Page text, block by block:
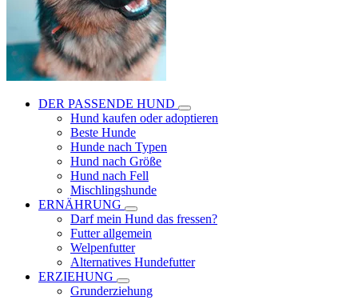
DER PASSENDE HUND
Hund kaufen oder adoptieren
Beste Hunde
Hunde nach Typen
Hund nach Größe
Hund nach Fell
Mischlingshunde
ERNÄHRUNG
Darf mein Hund das fressen?
Futter allgemein
Welpenfutter
Alternatives Hundefutter
ERZIEHUNG
Grunderziehung